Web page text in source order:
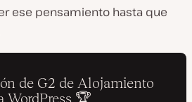
ese pensamiento hasta que